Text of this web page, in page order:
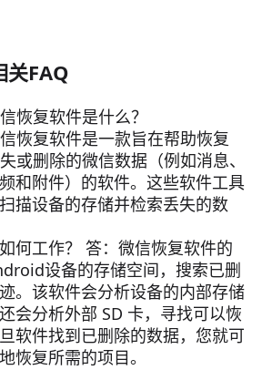
关FAQ
恢复软件是什么？
恢复软件是一款旨在帮助恢复
或删除的微信数据（例如消息、
和附件）的软件。这些软件工具
描设备的存储并检索丢失的数
何工作？ 答：微信恢复软件的
设备的存储空间，搜索已删
。该软件会分析设备的内部存储
会分析外部 SD 卡，寻找可以恢
软件找到已删除的数据，您就可
恢复所需的项目。